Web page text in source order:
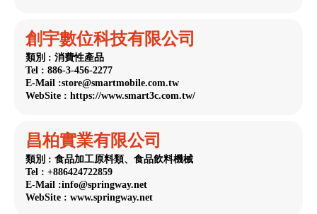
創宇數位科技有限公司
類別 : 消費性產品
Tel : 886-3-456-2277
E-Mail :store@smartmobile.com.tw
WebSite : https://www.smart3c.com.tw/
昌柏實業有限公司
類別 : 食品加工原料類、食品飲料機械
Tel : +886424722859
E-Mail :info@springway.net
WebSite : www.springway.net